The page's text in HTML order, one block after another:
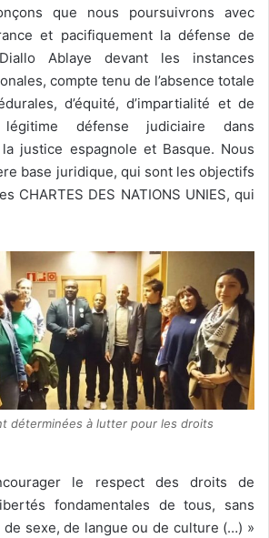
que nous poursuivrons avec
et pacifiquement la défense de
Ablaye devant les instances
compte tenu de l’absence totale
d’équité, d’impartialité et de
défense judiciaire dans
la justice espagnole et Basque. Nous
base juridique, qui sont les objectifs
CHARTES DES NATIONS UNIES, qui
déterminées à lutter pour les droits
le respect des droits de
fondamentales de tous, sans
sexe, de langue ou de culture (…) »